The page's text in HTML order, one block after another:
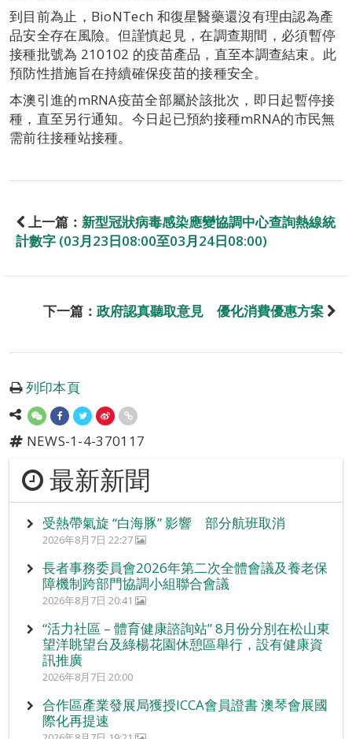
到目前為止，BioNTech 和復星醫藥還沒有理由認為產
品安全存在風險。但謹慎起見，在調查期間，必須暫停
接種批號為 210102 的疫苗產品，直至本調查結束。此
預防性措施旨在持續確保疫苗的接種安全。
本澳引進的mRNA疫苗全部屬於該批次，即日起暫停接
種，直至另行通知。今日起已預約接種mRNA的市民無
需前往接種站接種。
上一篇： 新型冠狀病毒感染應變協調中心查詢熱線統
計數字 (03月23日08:00至03月24日08:00)
下一篇： 政府認真聽取意見 優化消費優惠方案
列印本頁
NEWS-1-4-370117
最新新聞
受熱帶氣旋 “白海豚” 影響 部分航班取消
2026年8月7日 22:27
長者事務委員會2026年第二次全體會議及養老保
障機制跨部門協調小組聯合會議
2026年8月7日 20:41
“活力社區 – 體育健康諮詢站” 8月份分別在松山東
望洋眺望台及綠楊花園休憩區舉行，設有健康資
訊推廣
2026年8月7日 20:00
合作區產業發展局獲授ICCA會員證書 澳琴會展國
際化再提速